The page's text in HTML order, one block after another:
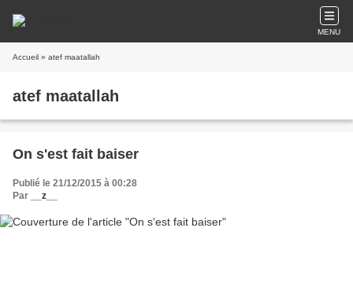
MENU
Accueil » atef maatallah
atef maatallah
On s'est fait baiser
Publié le 21/12/2015 à 00:28
Par
__z__